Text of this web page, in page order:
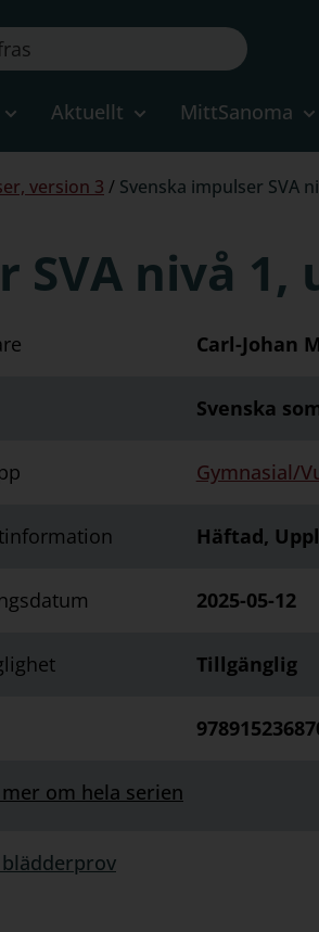
Aktuellt MittSanoma
version 3 / Svenska impulser SVA
SVA nivå 1,
Carl-Johan
Svenska
Gymnasial/
Häftad,
2025-05-12
Tillgänglig
mer om hela serien
blädderprov